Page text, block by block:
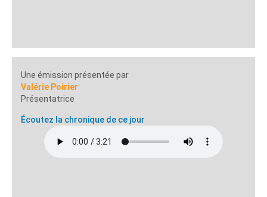
Une émission présentée par
Valérie Poirier
Présentatrice
Écoutez la chronique de ce jour